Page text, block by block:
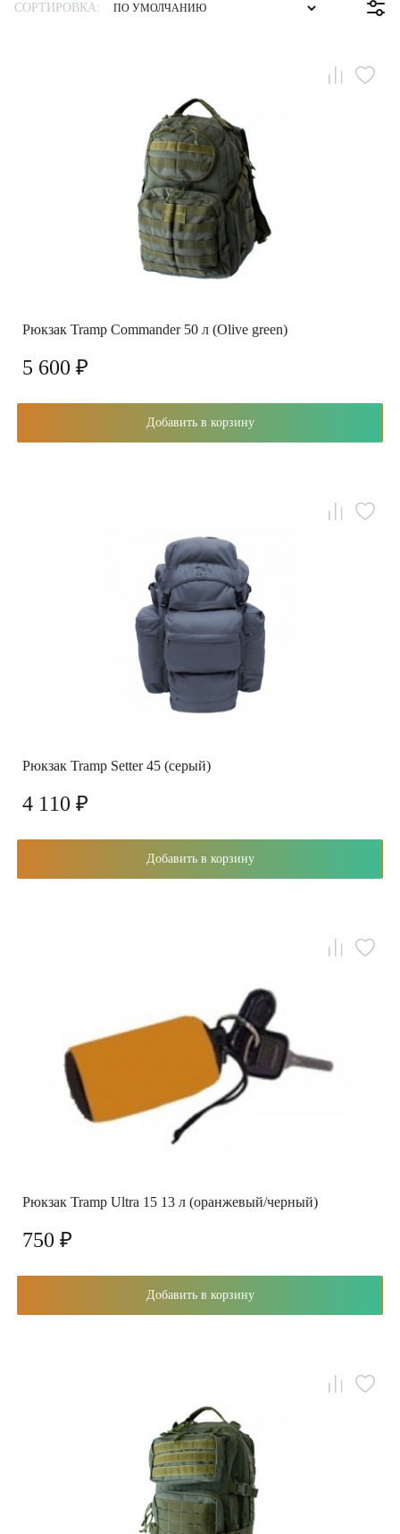
СОРТИРОВКА:
Рюкзак Tramp Commander 50 л (Olive green)
5 600 ₽
Добавить в корзину
Рюкзак Tramp Setter 45 (серый)
4 110 ₽
Добавить в корзину
Рюкзак Tramp Ultra 15 13 л (оранжевый/черный)
750 ₽
Добавить в корзину